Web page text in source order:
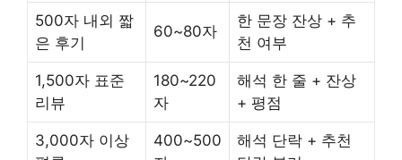
500자 내외 짧
은 후기
60~80자
한 문장 잔상 + 추
천 여부
1,500자 표준
리뷰
180~220
자
해석 한 줄 + 잔상
+ 평점
3,000자 이상
400~500
해석 단락 + 추천